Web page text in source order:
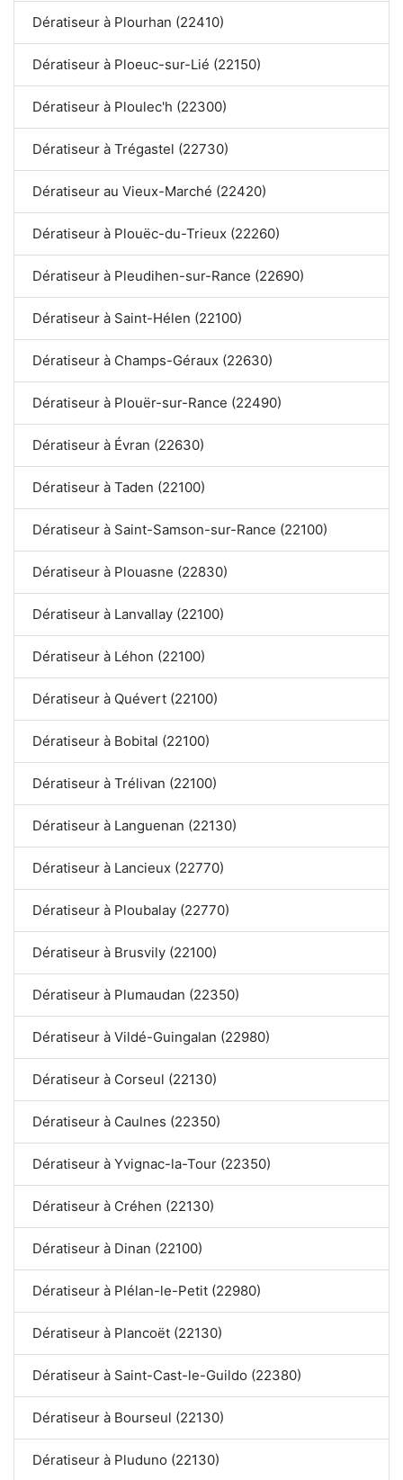
Dératiseur à Plourhan (22410)
Dératiseur à Ploeuc-sur-Lié (22150)
Dératiseur à Ploulec'h (22300)
Dératiseur à Trégastel (22730)
Dératiseur au Vieux-Marché (22420)
Dératiseur à Plouëc-du-Trieux (22260)
Dératiseur à Pleudihen-sur-Rance (22690)
Dératiseur à Saint-Hélen (22100)
Dératiseur à Champs-Géraux (22630)
Dératiseur à Plouër-sur-Rance (22490)
Dératiseur à Évran (22630)
Dératiseur à Taden (22100)
Dératiseur à Saint-Samson-sur-Rance (22100)
Dératiseur à Plouasne (22830)
Dératiseur à Lanvallay (22100)
Dératiseur à Léhon (22100)
Dératiseur à Quévert (22100)
Dératiseur à Bobital (22100)
Dératiseur à Trélivan (22100)
Dératiseur à Languenan (22130)
Dératiseur à Lancieux (22770)
Dératiseur à Ploubalay (22770)
Dératiseur à Brusvily (22100)
Dératiseur à Plumaudan (22350)
Dératiseur à Vildé-Guingalan (22980)
Dératiseur à Corseul (22130)
Dératiseur à Caulnes (22350)
Dératiseur à Yvignac-la-Tour (22350)
Dératiseur à Créhen (22130)
Dératiseur à Dinan (22100)
Dératiseur à Plélan-le-Petit (22980)
Dératiseur à Plancoët (22130)
Dératiseur à Saint-Cast-le-Guildo (22380)
Dératiseur à Bourseul (22130)
Dératiseur à Pluduno (22130)